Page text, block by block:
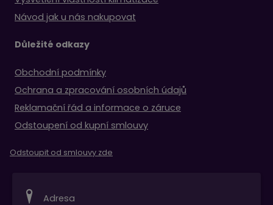
Návod jak u nás nakupovat
Důležité odkazy
Obchodní podmínky
Ochrana a zpracování osobních údajů
Reklamační řád a informace o záruce
Odstoupení od kupní smlouvy
Odstoupit od smlouvy zde
Adresa